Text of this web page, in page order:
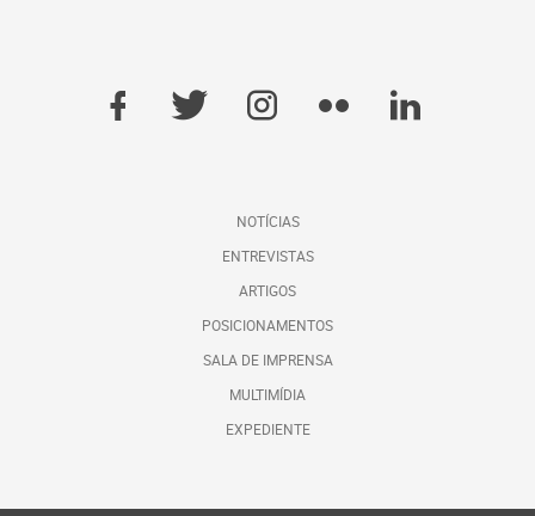
NOTÍCIAS
ENTREVISTAS
ARTIGOS
POSICIONAMENTOS
SALA DE IMPRENSA
MULTIMÍDIA
EXPEDIENTE